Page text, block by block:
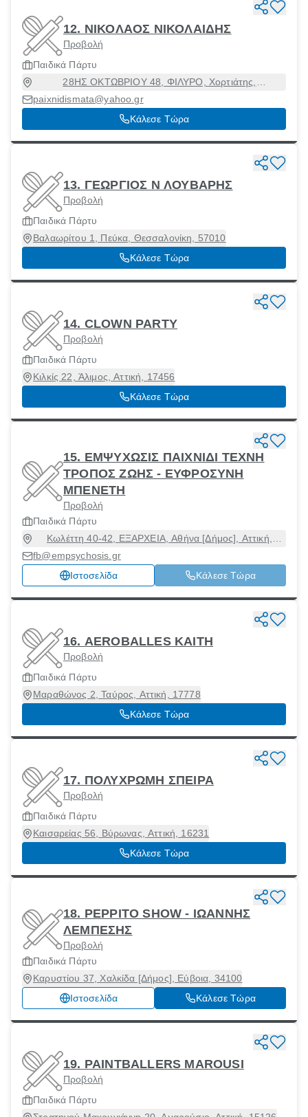
12. ΝΙΚΟΛΑΟΣ ΝΙΚΟΛΑΙΔΗΣ
Προβολή
Παιδικά Πάρτυ
28ΗΣ ΟΚΤΩΒΡΙΟΥ 48, ΦΙΛΥΡΟ, Χορτιάτης,
Θεσσαλονίκη, 57010
paixnidismata@yahoo.gr
Κάλεσε Τώρα
13. ΓΕΩΡΓΙΟΣ Ν ΛΟΥΒΑΡΗΣ
Προβολή
Παιδικά Πάρτυ
Βαλαωρίτου 1, Πεύκα, Θεσσαλονίκη, 57010
Κάλεσε Τώρα
14. CLOWN PARTY
Προβολή
Παιδικά Πάρτυ
Κιλκίς 22, Άλιμος, Αττική, 17456
Κάλεσε Τώρα
15. ΕΜΨΥΧΩΣΙΣ ΠΑΙΧΝΙΔΙ ΤΕΧΝΗ
TΡΟΠΟΣ ΖΩΗΣ - ΕΥΦΡΟΣΥΝΗ
ΜΠΕΝΕΤΗ
Προβολή
Παιδικά Πάρτυ
Κωλέττη 40-42, ΕΞΑΡΧΕΙΑ, Αθήνα [Δήμος], Αττική,
fb@empsychosis.gr
Ιστοσελίδα
Κάλεσε Τώρα
16. AEROBALLES ΚΑΙΤΗ
Προβολή
Παιδικά Πάρτυ
Μαραθώνος 2, Ταύρος, Αττική, 17778
Κάλεσε Τώρα
17. ΠΟΛΥΧΡΩΜΗ ΣΠΕΙΡΑ
Προβολή
Παιδικά Πάρτυ
Καισαρείας 56, Βύρωνας, Αττική, 16231
Κάλεσε Τώρα
18. PEPPITO SHOW - ΙΩΑΝΝΗΣ
ΛΕΜΠΕΣΗΣ
Προβολή
Παιδικά Πάρτυ
Καρυστίου 37, Χαλκίδα [Δήμος], Εύβοια, 34100
Ιστοσελίδα
Κάλεσε Τώρα
19. PAINTBALLERS MAROUSI
Προβολή
Παιδικά Πάρτυ